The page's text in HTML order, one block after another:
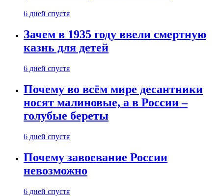
6 дней спустя
Зачем в 1935 году ввели смертную
казнь для детей
6 дней спустя
Почему во всём мире десантники
носят малиновые, а в России –
голубые береты
6 дней спустя
Почему завоевание России
невозможно
6 дней спустя